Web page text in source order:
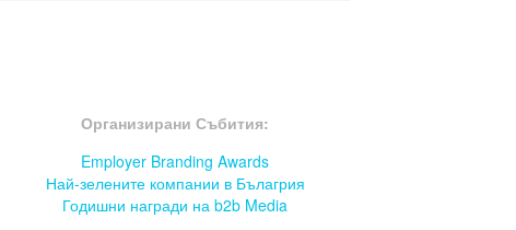
Организирани Събития:
Employer Branding Awards
Най-зелените компании в Бълагрия
Годишни награди на b2b Media